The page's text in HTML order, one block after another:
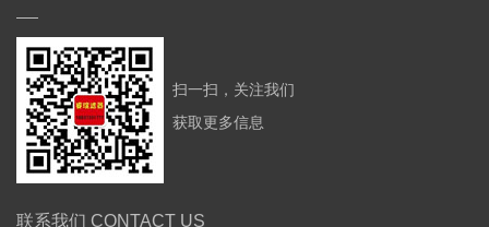
扫一扫，关注我们
获取更多信息
联系我们 CONTACT US